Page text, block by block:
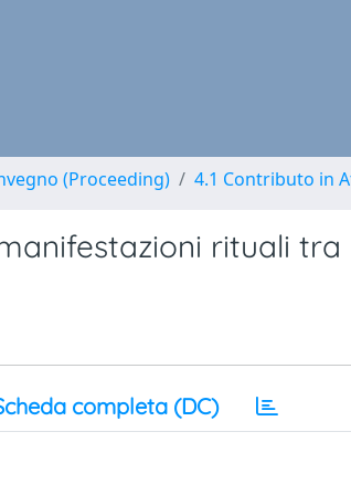
(Proceeding) 4.1 Contributo in
rituali
completa (DC)